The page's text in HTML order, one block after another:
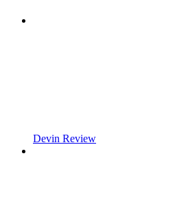
Devin Review